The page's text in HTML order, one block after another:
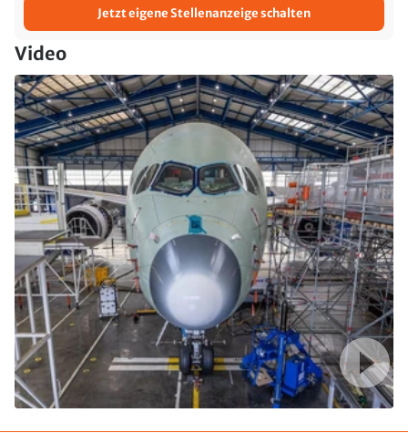
Jetzt eigene Stellenanzeige schalten
Video